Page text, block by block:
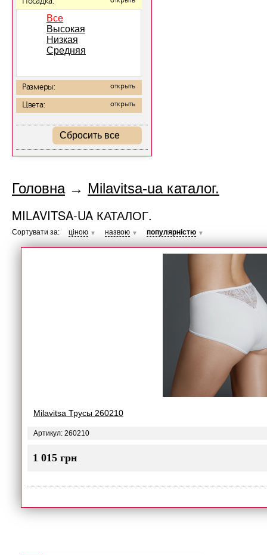
Все
Высокая
Низкая
Средняя
Размеры: открыть
Цвета: открыть
Сбросить все
Головна→ Milavitsa-ua каталог.
MILAVITSA-UA КАТАЛОГ.
Сортувати за: ціною ▼ назвою ▼ популярністю ▼
Milavitsa Трусы 260210
Артикул: 260210
1 015 грн